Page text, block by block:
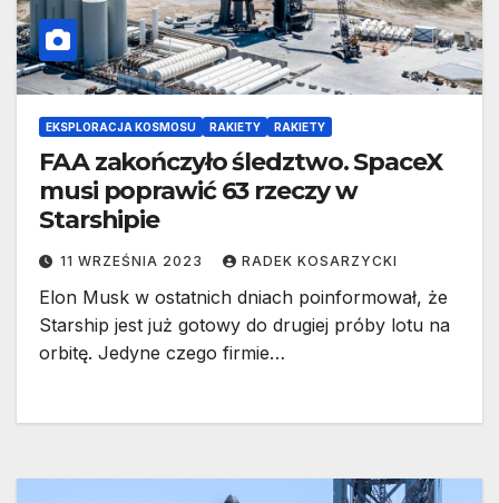
EKSPLORACJA KOSMOSU RAKIETY RAKIETY
FAA zakończyło śledztwo. SpaceX
musi poprawić 63 rzeczy w
Starshipie
11 WRZEŚNIA 2023 RADEK KOSARZYCKI
Elon Musk w ostatnich dniach poinformował, że
Starship jest już gotowy do drugiej próby lotu na
orbitę. Jedyne czego firmie…